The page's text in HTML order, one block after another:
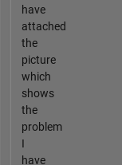
have
attached
the
picture
which
shows
the
problem
I
have